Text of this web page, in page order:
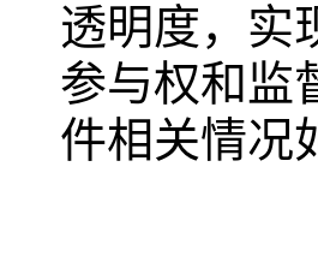
透明度，实
参与权和监
件相关情况